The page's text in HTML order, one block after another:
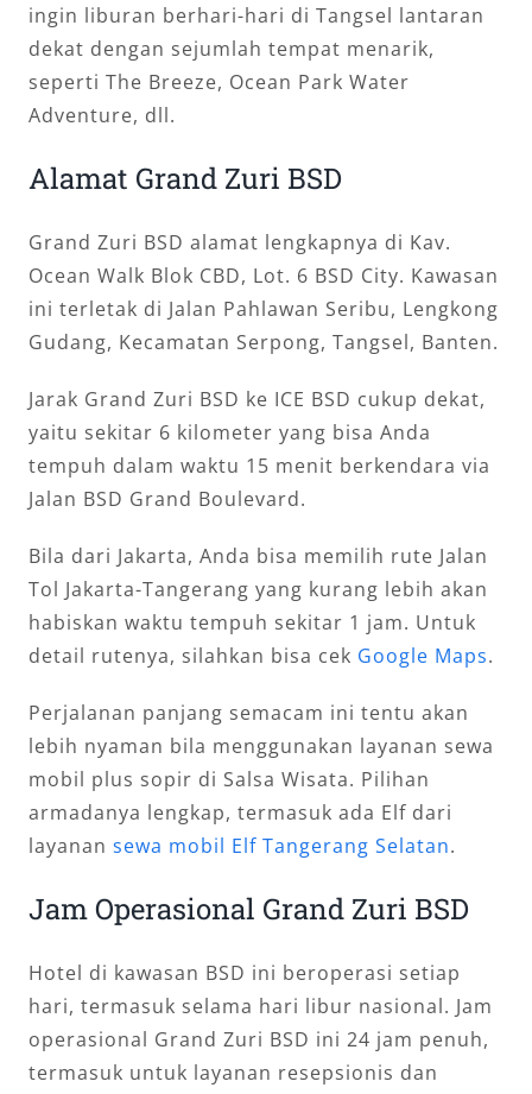
ingin liburan berhari-hari di Tangsel lantaran
dekat dengan sejumlah tempat menarik,
seperti The Breeze, Ocean Park Water
Adventure, dll.
Alamat Grand Zuri BSD
Grand Zuri BSD alamat lengkapnya di Kav.
Ocean Walk Blok CBD, Lot. 6 BSD City. Kawasan
ini terletak di Jalan Pahlawan Seribu, Lengkong
Gudang, Kecamatan Serpong, Tangsel, Banten.
Jarak Grand Zuri BSD ke ICE BSD cukup dekat,
yaitu sekitar 6 kilometer yang bisa Anda
tempuh dalam waktu 15 menit berkendara via
Jalan BSD Grand Boulevard.
Bila dari Jakarta, Anda bisa memilih rute Jalan
Tol Jakarta-Tangerang yang kurang lebih akan
habiskan waktu tempuh sekitar 1 jam. Untuk
detail rutenya, silahkan bisa cek Google Maps.
Perjalanan panjang semacam ini tentu akan
lebih nyaman bila menggunakan layanan sewa
mobil plus sopir di Salsa Wisata. Pilihan
armadanya lengkap, termasuk ada Elf dari
layanan sewa mobil Elf Tangerang Selatan.
Jam Operasional Grand Zuri BSD
Hotel di kawasan BSD ini beroperasi setiap
hari, termasuk selama hari libur nasional. Jam
operasional Grand Zuri BSD ini 24 jam penuh,
termasuk untuk layanan resepsionis dan